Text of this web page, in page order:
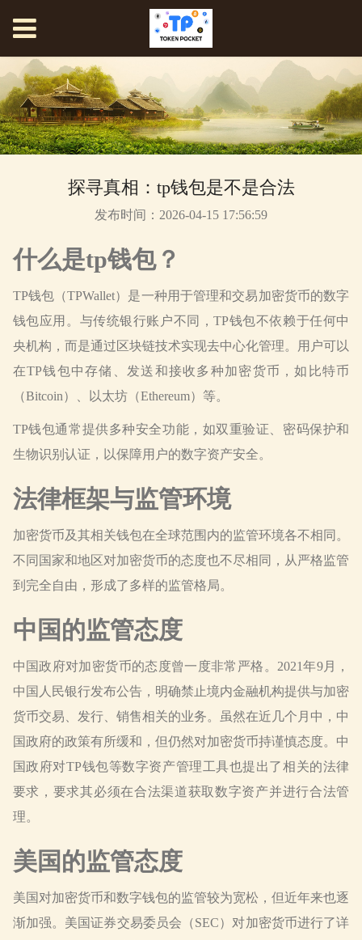
探寻真相：tp钱包是不是合法
发布时间：2026-04-15 17:56:59
什么是tp钱包？
TP钱包（TPWallet）是一种用于管理和交易加密货币的数字
钱包应用。与传统银行账户不同，TP钱包不依赖于任何中
央机构，而是通过区块链技术实现去中心化管理。用户可以
在TP钱包中存储、发送和接收多种加密货币，如比特币
（Bitcoin）、以太坊（Ethereum）等。
TP钱包通常提供多种安全功能，如双重验证、密码保护和
生物识别认证，以保障用户的数字资产安全。
法律框架与监管环境
加密货币及其相关钱包在全球范围内的监管环境各不相同。
不同国家和地区对加密货币的态度也不尽相同，从严格监管
到完全自由，形成了多样的监管格局。
中国的监管态度
中国政府对加密货币的态度曾一度非常严格。2021年9月，
中国人民银行发布公告，明确禁止境内金融机构提供与加密
货币交易、发行、销售相关的业务。虽然在近几个月中，中
国政府的政策有所缓和，但仍然对加密货币持谨慎态度。中
国政府对TP钱包等数字资产管理工具也提出了相关的法律
要求，要求其必须在合法渠道获取数字资产并进行合法管
理。
美国的监管态度
美国对加密货币和数字钱包的监管较为宽松，但近年来也逐
渐加强。美国证券交易委员会（SEC）对加密货币进行了详